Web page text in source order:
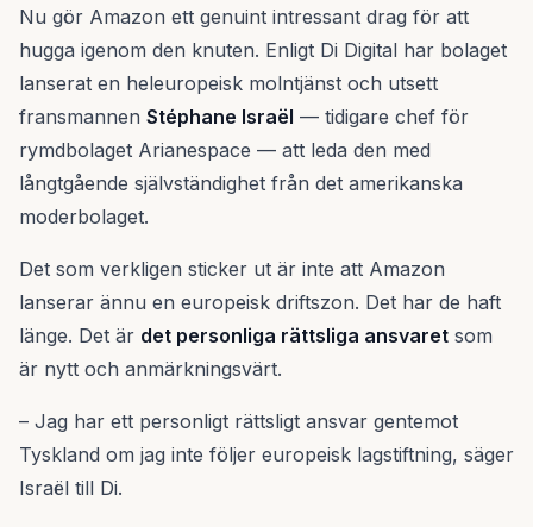
Nu gör Amazon ett genuint intressant drag för att
hugga igenom den knuten. Enligt Di Digital har bolaget
lanserat en heleuropeisk molntjänst och utsett
fransmannen Stéphane Israël — tidigare chef för
rymdbolaget Arianespace — att leda den med
långtgående självständighet från det amerikanska
moderbolaget.
Det som verkligen sticker ut är inte att Amazon
lanserar ännu en europeisk driftszon. Det har de haft
länge. Det är det personliga rättsliga ansvaret som
är nytt och anmärkningsvärt.
– Jag har ett personligt rättsligt ansvar gentemot
Tyskland om jag inte följer europeisk lagstiftning, säger
Israël till Di.